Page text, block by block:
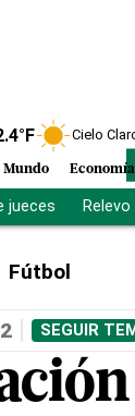
°F Cielo
Mundo Economía
jueces
Fútbol
SEGUIR